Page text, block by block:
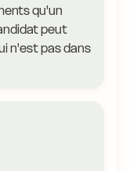
qu'un
peut
n'est pas dans